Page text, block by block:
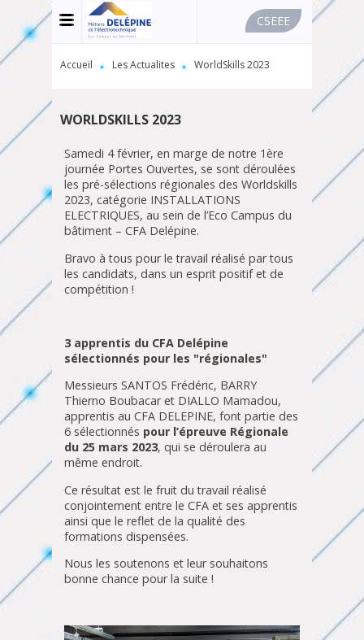
MENU
BAR
CSEEE
FIL
Accueil Les Actualites WorldSkills 2023
WORLDSKILLS 2023
Samedi 4 février, en marge de notre 1ère
journée Portes Ouvertes, se sont déroulées
les pré-sélections régionales des Worldskills
2023, catégorie INSTALLATIONS
ELECTRIQUES, au sein de l’Eco Campus du
bâtiment – CFA Delépine.
Bravo à tous pour le travail réalisé par tous
les candidats, dans un esprit positif et de
compétition !
3 apprentis du CFA Delépine
sélectionnés pour les "régionales"
Messieurs SANTOS Frédéric, BARRY
Thierno Boubacar et DIALLO Mamadou,
apprentis au CFA DELEPINE, font partie des
6 sélectionnés pour l’épreuve Régionale
du 25 mars 2023, qui se déroulera au
même endroit.
Ce résultat est le fruit du travail réalisé
conjointement entre le CFA et ses apprentis
ainsi que le reflet de la qualité des
formations dispensées.
Nous les soutenons et leur souhaitons
bonne chance pour la suite !